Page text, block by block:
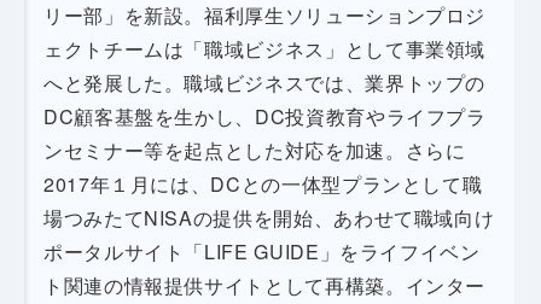
リー部」を新設。福利厚生ソリューションプロジ
ェクトチームは「職域ビジネス」として事業領域
へと発展した。職域ビジネスでは、業界トップの
DC顧客基盤を生かし、DC投資教育やライフプラ
ンセミナー等を起点とした対応を加速。さらに
2017年１月には、DCとの一体型プランとして職
場つみたてNISAの提供を開始、あわせて職域向け
ポータルサイト「LIFE GUIDE」をライフイベン
ト関連の情報提供サイトとして再構築。インター